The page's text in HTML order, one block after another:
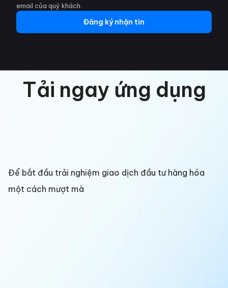
email của quý khách.
Đăng ký nhận tin
Tải ngay ứng dụng
Để bắt đầu trải nghiệm giao dịch đầu tư hàng hóa
một cách mượt mà